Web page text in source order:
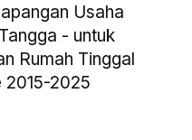
Usaha
- untuk
Rumah Tinggal
2015-2025